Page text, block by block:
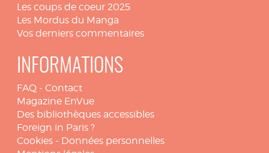
Les coups de coeur 2025
Les Mordus du Manga
Vos derniers commentaires
INFORMATIONS
FAQ - Contact
Magazine EnVue
Des bibliothèques accessibles
Foreign in Paris ?
Cookies - Données personnelles